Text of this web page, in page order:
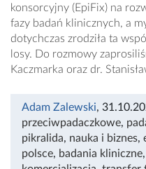
konsorcyjny (EpiFix) na
fazy badań klinicznych, a
dotychczas zrodziła ta
losy. Do rozmowy
Kaczmarka oraz dr.
Adam Zalewski,
przeciwpadaczkowe,
pikralida, nauka i biznes,
polsce, badania kliniczne,